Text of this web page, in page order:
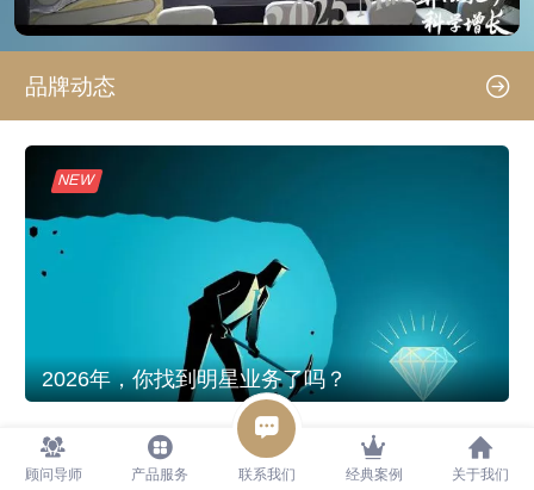
品牌动态
2026年，你找到明星业务了吗？
OKR，你的企业用对了
吗？
从“全职救火”到“组织设计”
——一位总经理的觉醒与
顾问导师 产品服务 联系我们 经典案例 关于我们